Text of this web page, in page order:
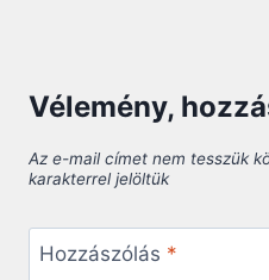
Vélemény,
Az e-mail címet nem tesszük
karakterrel jelöltük
Hozzászólás *